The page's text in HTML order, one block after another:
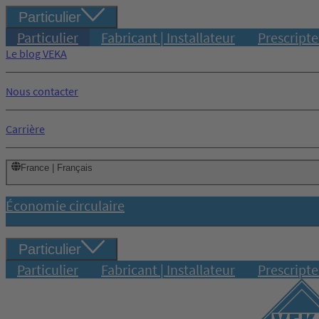
Particulier
Particulier Fabricant | Installateur
Le blog VEKA
Nous contacter
Carrière
France | Français
Économie circulaire
Particulier
Particulier Fabricant | Installateur